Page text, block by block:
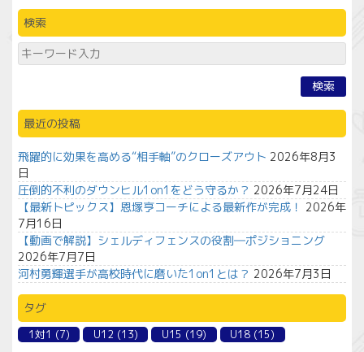
検索
検索
最近の投稿
飛躍的に効果を高める“相手軸”のクローズアウト 2026年8月3
日
圧倒的不利のダウンヒル1on1をどう守るか？ 2026年7月24日
【最新トピックス】恩塚亨コーチによる最新作が完成！ 2026年
7月16日
【動画で解説】シェルディフェンスの役割―ポジショニング
2026年7月7日
河村勇輝選手が高校時代に磨いた1on1とは？ 2026年7月3日
タグ
1対1 (7) U12 (13) U15 (19) U18 (15)